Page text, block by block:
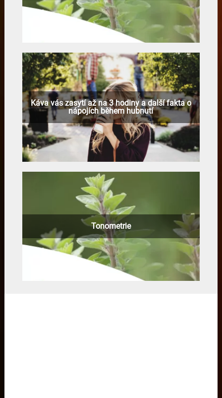
Káva vás zasytí až na 3 hodiny a další fakta o
nápojích během hubnutí
Tonometrie